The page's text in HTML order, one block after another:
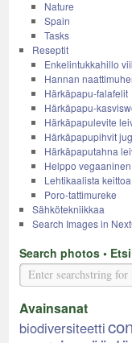
Nature
Spain
Tasks
Reseptit
Enkelintukkahillo
Hannan
Härkäpapu-falafelit
Härkäpapu-
Härkäpapulevite
Härkäpapupihvit
Härkäpaputahna
Helppo
Lehtikaalista
Poro-tattimureke
Sähkötekniikkaa
Search Images in
Search photos •
Avainsanat
biodiversiteetti